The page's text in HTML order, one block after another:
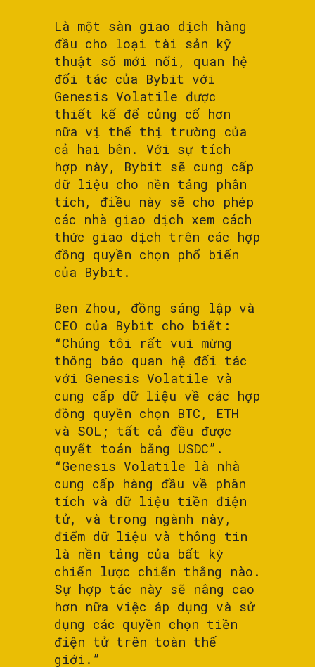
Là một sàn giao dịch hàng
đầu cho loại tài sản kỹ
thuật số mới nổi, quan hệ
đối tác của Bybit với
Genesis Volatile được
thiết kế để củng cố hơn
nữa vị thế thị trường của
cả hai bên. Với sự tích
hợp này, Bybit sẽ cung cấp
dữ liệu cho nền tảng phân
tích, điều này sẽ cho phép
các nhà giao dịch xem cách
thức giao dịch trên các hợp
đồng quyền chọn phổ biến
của Bybit.
Ben Zhou, đồng sáng lập và
CEO của Bybit cho biết:
“Chúng tôi rất vui mừng
thông báo quan hệ đối tác
với Genesis Volatile và
cung cấp dữ liệu về các hợp
đồng quyền chọn BTC, ETH
và SOL; tất cả đều được
quyết toán bằng USDC”.
“Genesis Volatile là nhà
cung cấp hàng đầu về phân
tích và dữ liệu tiền điện
tử, và trong ngành này,
điểm dữ liệu và thông tin
là nền tảng của bất kỳ
chiến lược chiến thắng nào.
Sự hợp tác này sẽ nâng cao
hơn nữa việc áp dụng và sử
dụng các quyền chọn tiền
điện tử trên toàn thế
giới.”